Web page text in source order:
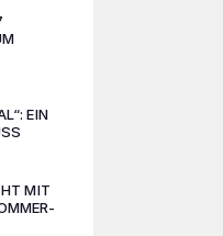
EIN
MIT